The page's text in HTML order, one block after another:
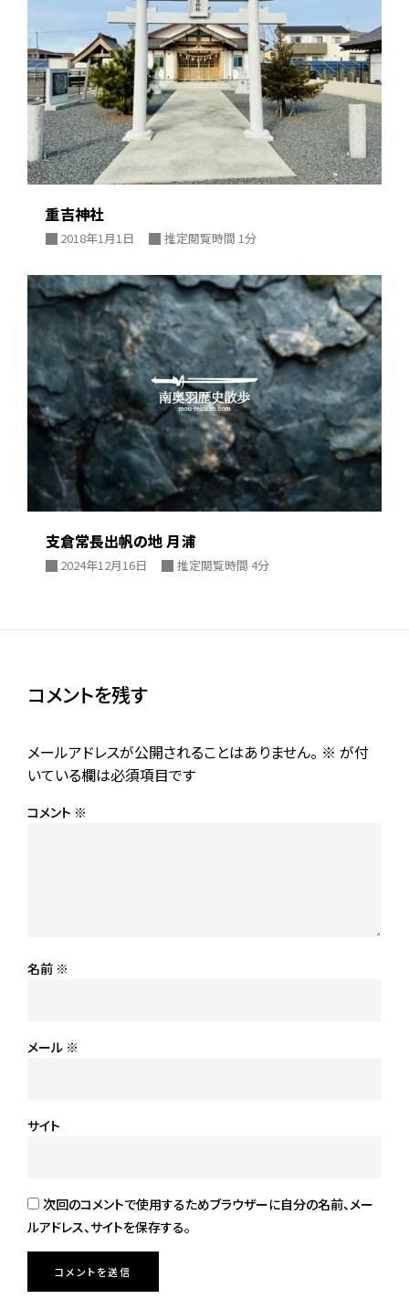
重吉神社
2018年1月1日 推定閲覧時間 1分
支倉常長出帆の地 月浦
2024年12月16日 推定閲覧時間 4分
コメントを残す
メールアドレスが公開されることはありません。 ※ が付
いている欄は必須項目です
コメント ※
名前 ※
メール ※
サイト
次回のコメントで使用するためブラウザーに自分の名前、メー
ルアドレス、サイトを保存する。